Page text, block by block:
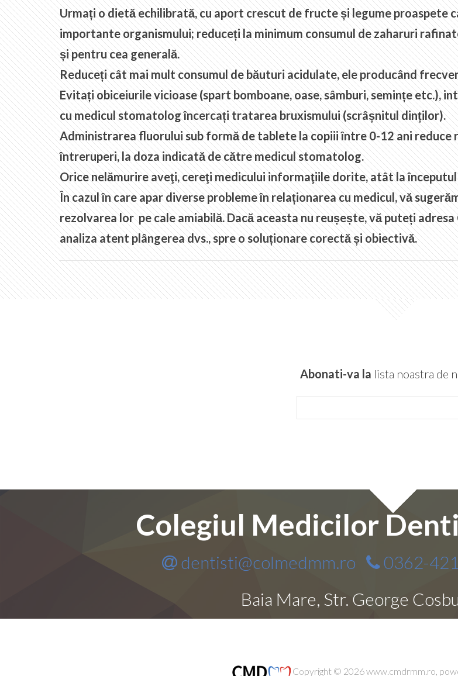
Urmați o dietă echilibrată, cu aport crescut de fructe și legume proaspete
importante organismului; reduceți la minimum consumul de zaharuri
și pentru cea generală.
Reduceți cât mai mult consumul de băuturi acidulate, ele producând
Evitați obiceiurile vicioase (spart bomboane, oase, sâmburi, semințe etc.),
cu medicul stomatolog încercați tratarea bruxismului (scrâșnitul dinților).
Administrarea fluorului sub formă de tablete la copiii între 0-12 ani reduce
întreruperi, la doza indicată de către medicul stomatolog.
Orice nelămurire aveţi, cereţi medicului informaţiile dorite, atât la
În cazul în care apar diverse probleme în relaționarea cu medicul, vă
rezolvarea lor pe cale amiabilă. Dacă aceasta nu reușește, vă puteți
analiza atent plângerea dvs., spre o soluționare corectă și obiectivă.
Abonati-va la lista noastra de
Colegiul Medicilor
dentisti@colmedmm.ro 0362-
Baia Mare, Str. George
Copyright © 2026www.cmdrmm.ro ,